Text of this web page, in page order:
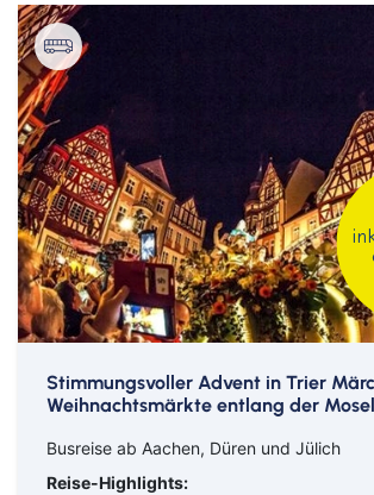
Stimmungsvoller Advent in Trier
Weihnachtsmärkte entlang der Mosel
Busreise ab Aachen, Düren und Jülich
Reise-Highlights: